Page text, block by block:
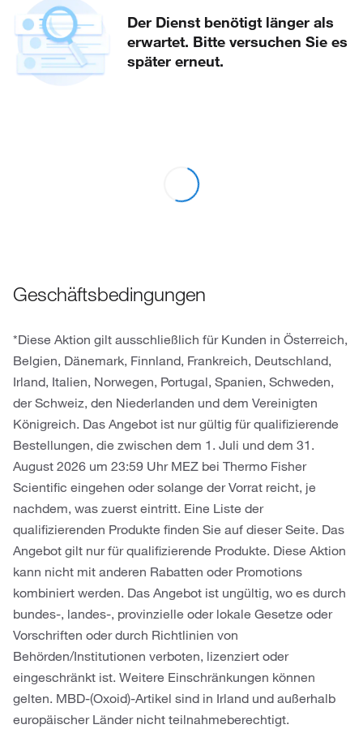
Der Dienst benötigt länger als
erwartet. Bitte versuchen Sie es
später erneut.
Geschäftsbedingungen
*Diese Aktion gilt ausschließlich für Kunden in Österreich,
Belgien, Dänemark, Finnland, Frankreich, Deutschland,
Irland, Italien, Norwegen, Portugal, Spanien, Schweden,
der Schweiz, den Niederlanden und dem Vereinigten
Königreich. Das Angebot ist nur gültig für qualifizierende
Bestellungen, die zwischen dem 1. Juli und dem 31.
August 2026 um 23:59 Uhr MEZ bei Thermo Fisher
Scientific eingehen oder solange der Vorrat reicht, je
nachdem, was zuerst eintritt. Eine Liste der
qualifizierenden Produkte finden Sie auf dieser Seite. Das
Angebot gilt nur für qualifizierende Produkte. Diese Aktion
kann nicht mit anderen Rabatten oder Promotions
kombiniert werden. Das Angebot ist ungültig, wo es durch
bundes-, landes-, provinzielle oder lokale Gesetze oder
Vorschriften oder durch Richtlinien von
Behörden/Institutionen verboten, lizenziert oder
eingeschränkt ist. Weitere Einschränkungen können
gelten. MBD-(Oxoid)-Artikel sind in Irland und außerhalb
europäischer Länder nicht teilnahmeberechtigt.